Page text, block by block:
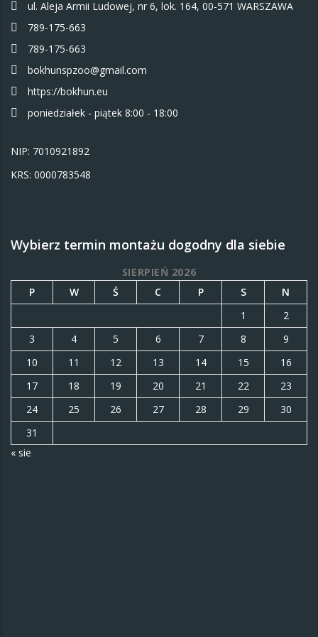
ul. Aleja Armii Ludowej, nr 6, lok. 164, 00-571 WARSZAWA
789-175-663
789-175-663
bokhunspzoo@gmail.com
https://bokhun.eu
poniedziałek - piątek 8:00 - 18:00
NIP: 7010921892
KRS: 0000783548
Wybierz termin montażu dogodny dla siebie
SIERPIEŃ 2026
P
W Ś C P S
N
1
2
3
4 5 6 7 8
9
10
11 12 13 14 15
16
17
18 19 20 21 22
23
24
25 26 27 28 29
30
31
« sie